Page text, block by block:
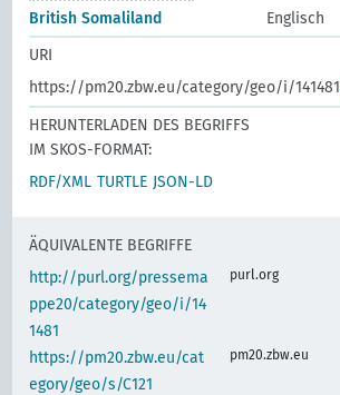
British Somaliland
Englisch
URI
https://pm20.zbw.eu/category/geo/i/141481
HERUNTERLADEN DES BEGRIFFS
IM SKOS-FORMAT:
RDF/XML TURTLE JSON-LD
ÄQUIVALENTE BEGRIFFE
http://purl.org/pressema
ppe20/category/geo/i/14
1481
purl.org
https://pm20.zbw.eu/cat
egory/geo/s/C121
pm20.zbw.eu